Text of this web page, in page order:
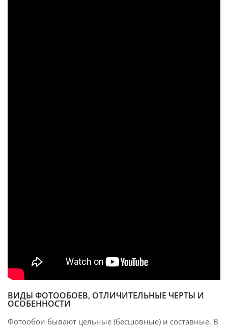
ВИДЫ ФОТООБОЕВ, ОТЛИЧИТЕЛЬНЫЕ ЧЕРТЫ И
ОСОБЕННОСТИ
Фотообои бывают цельные (бесшовные) и составные. В